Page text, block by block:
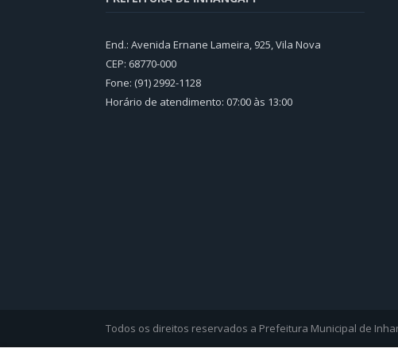
End.: Avenida Ernane Lameira, 925, Vila Nova
CEP: 68770-000
Fone: (91) 2992-1128
Horário de atendimento: 07:00 às 13:00
Todos os direitos reservados a Prefeitura Municipal de